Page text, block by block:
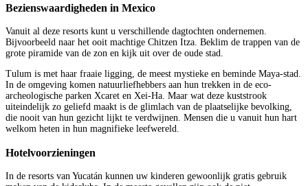
Bezienswaardigheden in Mexico
Vanuit al deze resorts kunt u verschillende dagtochten ondernemen.
Bijvoorbeeld naar het ooit machtige Chitzen Itza. Beklim de trappen van de
grote piramide van de zon en kijk uit over de oude stad.
Tulum is met haar fraaie ligging, de meest mystieke en beminde Maya-stad.
In de omgeving komen natuurliefhebbers aan hun trekken in de eco-
archeologische parken Xcaret en Xei-Ha. Maar wat deze kuststrook
uiteindelijk zo geliefd maakt is de glimlach van de plaatselijke bevolking,
die nooit van hun gezicht lijkt te verdwijnen. Mensen die u vanuit hun hart
welkom heten in hun magnifieke leefwereld.
Hotelvoorzieningen
In de resorts van Yucatán kunnen uw kinderen gewoonlijk gratis gebruik